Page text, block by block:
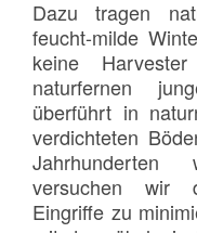
Dazu tragen
feucht-milde
keine
naturfernen
überführt in
verdichteten
versuchen wir
Eingriffe zu